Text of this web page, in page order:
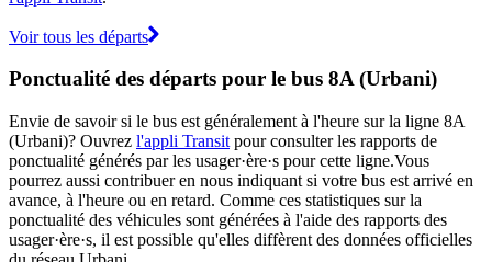
Voir tous les départs
Ponctualité des départs pour le bus 8A (Urbani)
Envie de savoir si le bus est généralement à l'heure sur la ligne 8A
(Urbani)? Ouvrez l'appli Transit pour consulter les rapports de
ponctualité générés par les usager·ère·s pour cette ligne.Vous
pourrez aussi contribuer en nous indiquant si votre bus est arrivé en
avance, à l'heure ou en retard. Comme ces statistiques sur la
ponctualité des véhicules sont générées à l'aide des rapports des
usager·ère·s, il est possible qu'elles diffèrent des données officielles